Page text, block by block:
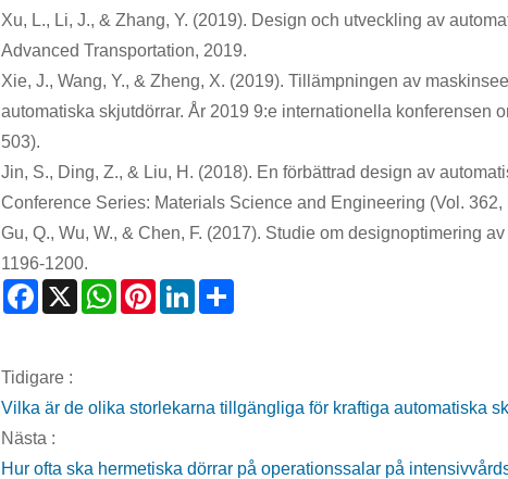
Xu, L., Li, J., & Zhang, Y. (2019). Design och utveckling av
Advanced Transportation, 2019.
Xie, J., Wang, Y., & Zheng, X. (2019). Tillämpningen av
automatiska skjutdörrar. År 2019 9:e internationella konferensen
503).
Jin, S., Ding, Z., & Liu, H. (2018). En förbättrad design av
Conference Series: Materials Science and Engineering (Vol. 362,
Gu, Q., Wu, W., & Chen, F. (2017). Studie om designoptimering
1196-1200.
Facebook
X WhatsAppPinterestLinkedIn
Tidigare :
Vilka är de olika storlekarna tillgängliga för kraftiga automatiska
Nästa :
Hur ofta ska hermetiska dörrar på operationssalar på